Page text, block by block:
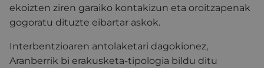
ekoizten ziren garaiko kontakizun eta oroitzapenak
gogoratu dituzte eibartar askok.
Interbentzioaren antolaketari dagokionez,
Aranberrik bi erakusketa-tipologia bildu ditu